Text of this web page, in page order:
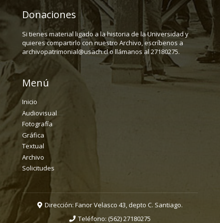
Donaciones
Si tienes material ligado a la historia de la Universidad y
quieres compartirlo con nuestro Archivo, escríbenos a
archivopatrimonial@usach.cl o llámanos al 27180275.
Menú
Inicio
Audiovisual
Fotografía
Gráfica
Textual
Archivo
Solicitudes
Dirección: Fanor Velasco 43, depto C. Santiago.
Teléfono: (562) 27180275